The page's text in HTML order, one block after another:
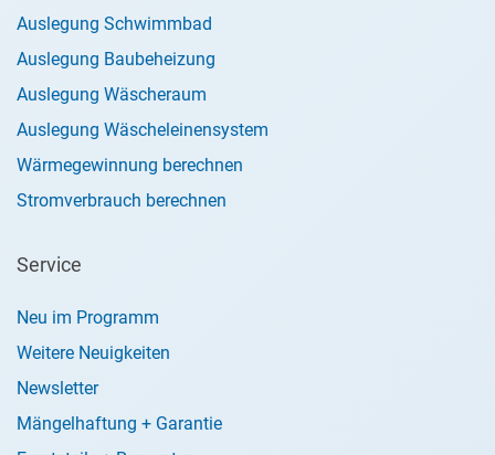
Auslegung Schwimmbad
Auslegung Baubeheizung
Auslegung Wäscheraum
Auslegung Wäscheleinensystem
Wärmegewinnung berechnen
Stromverbrauch berechnen
Service
Neu im Programm
Weitere Neuigkeiten
Newsletter
Mängelhaftung + Garantie